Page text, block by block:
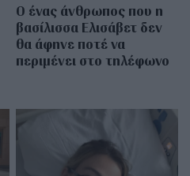
Ο ένας άνθρωπος που η
βασίλισσα Ελισάβετ δεν
θα άφηνε ποτέ να
περιμένει στο τηλέφωνο